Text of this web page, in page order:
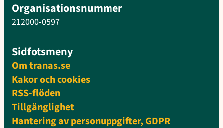
Organisationsnummer
212000-0597
Sidfotsmeny
Om tranas.se
Kakor och cookies
RSS-flöden
Tillgänglighet
Hantering av personuppgifter, GDPR